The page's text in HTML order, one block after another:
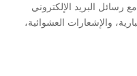
البريد الإلكتروني
والإشعارات العشوائية،